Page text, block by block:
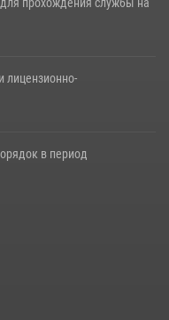
лицензионно-
в период